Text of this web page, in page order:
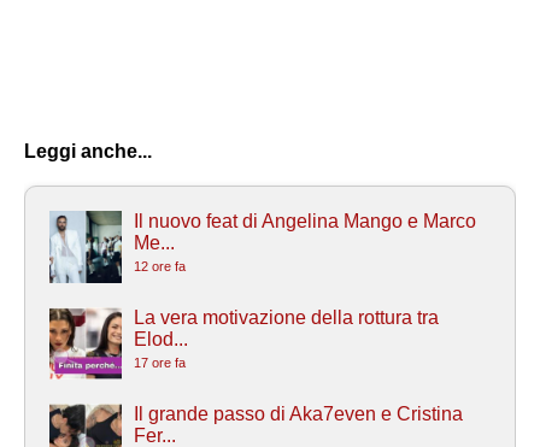
Leggi anche...
Il nuovo feat di Angelina Mango e Marco
Me...
12 ore fa
La vera motivazione della rottura tra
Elod...
17 ore fa
Il grande passo di Aka7even e Cristina
Fer...